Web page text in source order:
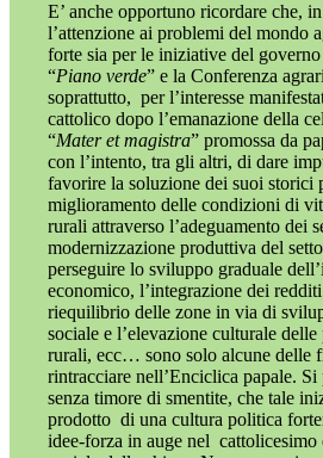
E’ anche opportuno ricordare che,
l’attenzione ai problemi del mondo
forte sia per le iniziative del governo
“Piano verde” e la Conferenza
soprattutto, per l’interesse
cattolico dopo l’emanazione della
“Mater et magistra” promossa da
con l’intento, tra gli altri, di dare
favorire la soluzione dei suoi storici
miglioramento delle condizioni di
rurali attraverso l’adeguamento dei
modernizzazione produttiva del
perseguire lo sviluppo graduale
economico, l’integrazione dei
riequilibrio delle zone in via di
sociale e l’elevazione culturale
rurali, ecc… sono solo alcune delle
rintracciare nell’Enciclica papale.
senza timore di smentite, che tale
prodotto di una cultura politica
idee-forza in auge nel cattolicesimo